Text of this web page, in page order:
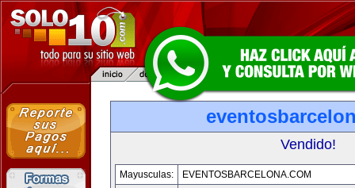
Vendido!
Mayusculas:
EVENTOSBARCELONA.COM